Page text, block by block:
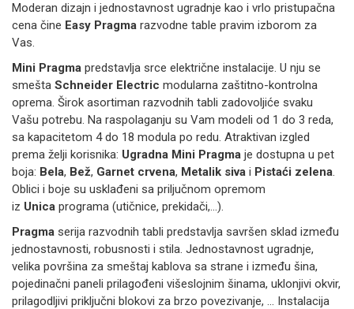
Moderan dizajn i jednostavnost ugradnje kao i vrlo pristupačna
cena čine Easy Pragma razvodne table pravim izborom za
Vas.
Mini Pragma predstavlja srce električne instalacije. U nju se
smešta Schneider Electric modularna zaštitno-kontrolna
oprema. Širok asortiman razvodnih tabli zadovoljiće svaku
Vašu potrebu. Na raspolaganju su Vam modeli od 1 do 3 reda,
sa kapacitetom 4 do 18 modula po redu. Atraktivan izgled
prema želji korisnika: Ugradna Mini Pragma je dostupna u pet
boja: Bela, Bež, Garnet crvena, Metalik siva i Pistaći zelena.
Oblici i boje su usklađeni sa priljučnom opremom
iz Unica programa (utičnice, prekidači,...).
Pragma serija razvodnih tabli predstavlja savršen sklad između
jednostavnosti, robusnosti i stila. Jednostavnost ugradnje,
velika površina za smeštaj kablova sa strane i između šina,
pojedinačni paneli prilagođeni višeslojnim šinama, uklonjivi okvir,
prilagodljivi priključni blokovi za brzo povezivanje, ... Instalacija